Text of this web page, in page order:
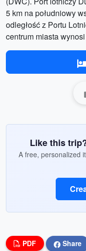
5 km na południowy
odległość z Portu
centrum miasta
Like this
A free, personalized
PDF Share